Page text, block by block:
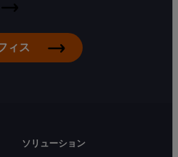
ィス
ソリューション